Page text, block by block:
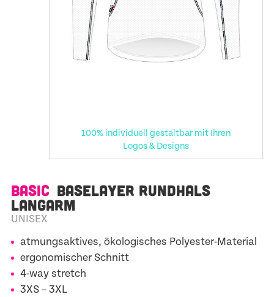
100% individuell gestaltbar mit Ihren
Logos & Designs
BASIC BASELAYER RUNDHALS
LANGARM
UNISEX
atmungsaktives, ökologisches Polyester-Material
ergonomischer Schnitt
4-way stretch
3XS – 3XL